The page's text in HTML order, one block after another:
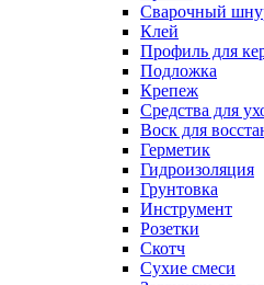
Сварочный
Клей
Профиль для
Подложка
Крепеж
Средства для
Воск для
Герметик
Гидроизоляция
Грунтовка
Инструмент
Розетки
Скотч
Сухие смеси